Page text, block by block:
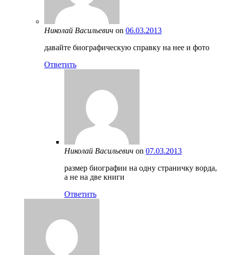
Николай Васильевич on 06.03.2013
давайте биографическую справку на нее и фото
Ответить
Николай Васильевич on 07.03.2013
размер биографии на одну страничку ворда,
а не на две книги
Ответить